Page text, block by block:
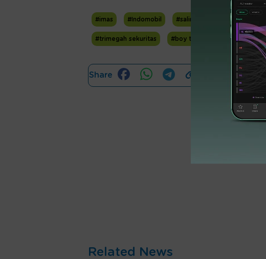
#imas #Indomobil #salim group #Raksasa
#trimegah sekuritas #boy thohir
Share
Related News